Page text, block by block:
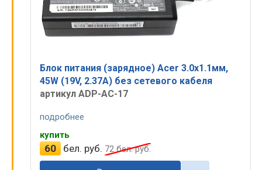
Блок питания (зарядное) Acer 3.0x1.1мм,
45W (19V, 2.37A) без сетевого кабеля
артикул ADP-AC-17
подробнее
купить
60 бел. руб. 72 бел. руб.